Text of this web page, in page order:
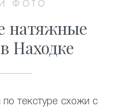
ФОТО
натяжные
Находке
текстуре схожи с